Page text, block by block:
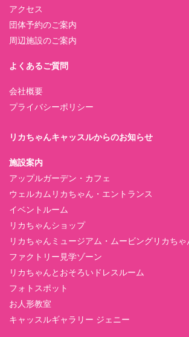
アクセス
団体予約のご案内
周辺施設のご案内
よくあるご質問
会社概要
プライバシーポリシー
リカちゃんキャッスルからのお知らせ
施設案内
アップルガーデン・カフェ
ウェルカムリカちゃん・エントランス
イベントルーム
リカちゃんショップ
リカちゃんミュージアム・ムービングリカちゃ
ファクトリー見学ゾーン
リカちゃんとおそろいドレスルーム
フォトスポット
お人形教室
キャッスルギャラリー ジェニー